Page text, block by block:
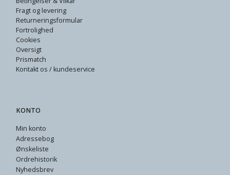
Fragt og levering
Returneringsformular
Fortrolighed
Cookies
Oversigt
Prismatch
Kontakt os / kundeservice
KONTO
Min konto
Adressebog
Ønskeliste
Ordrehistorik
Nyhedsbrev